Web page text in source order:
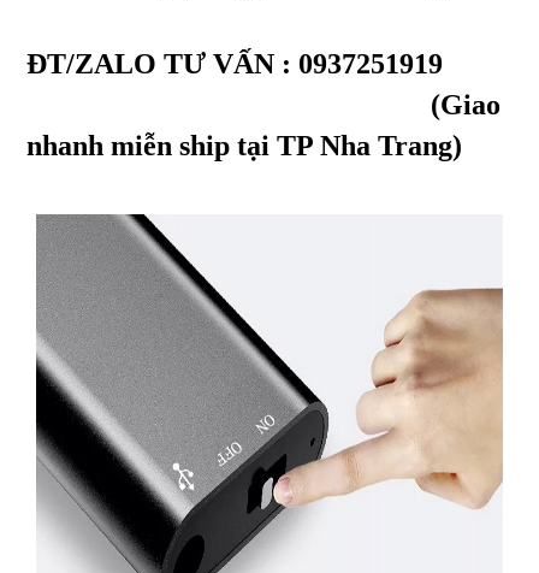
ĐT/ZALO TƯ VẤN : 0937251919
(Giao
nhanh miễn ship tại TP Nha Trang)